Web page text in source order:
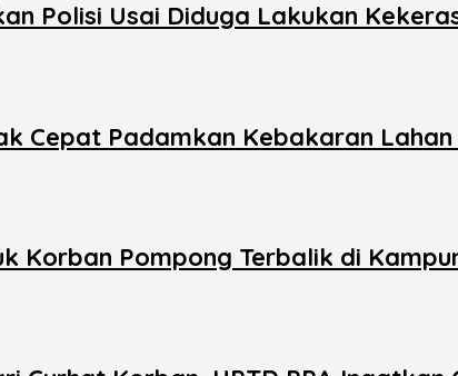
Polisi Usai Diduga Lakukan
Cepat Padamkan Kebakaran
Korban Pompong Terbalik di